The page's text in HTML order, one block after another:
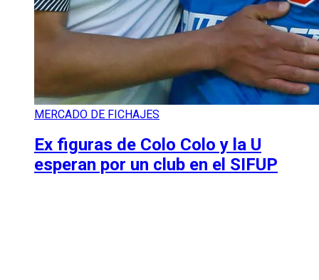
MERCADO DE FICHAJES
Ex figuras de Colo Colo y la U
esperan por un club en el SIFUP